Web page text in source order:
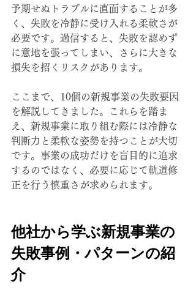
予期せぬトラブルに直面することが多
く、失敗を冷静に受け入れる柔軟さが
必要です。過信すると、失敗を認めず
に意地を張ってしまい、さらに大きな
損失を招くリスクがあります。
ここまで、10個の新規事業の失敗要因
を解説してきました。これらを踏ま
え、新規事業に取り組む際には冷静な
判断力と柔軟な姿勢を持つことが大切
です。事業の成功だけを盲目的に追求
するのではなく、必要に応じて軌道修
正を行う慎重さが求められます。
他社から学ぶ新規事業の
失敗事例・パターンの紹
介